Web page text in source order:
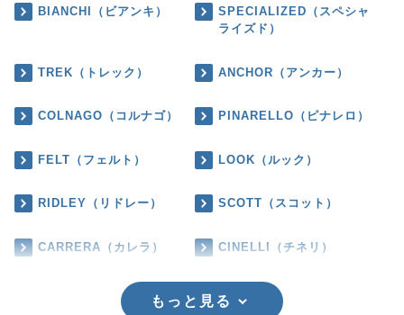
BIANCHI（ビアンキ）
SPECIALIZED（スペシャ
ライズド）
TREK（トレック） ANCHOR（アンカー）
COLNAGO（コルナゴ） PINARELLO（ピナレロ）
FELT（フェルト） LOOK（ルック）
RIDLEY（リドレー） SCOTT（スコット）
CARRERA（カレラ） CINELLI（チネリ）
もっと見る